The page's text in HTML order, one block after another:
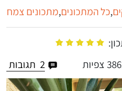
,כל המתכונים,מתכונים
צפיות 2 תגובות